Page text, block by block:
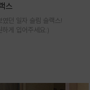
스
였던 일자 슬림 슬랙스!
하게 입어주세요:)